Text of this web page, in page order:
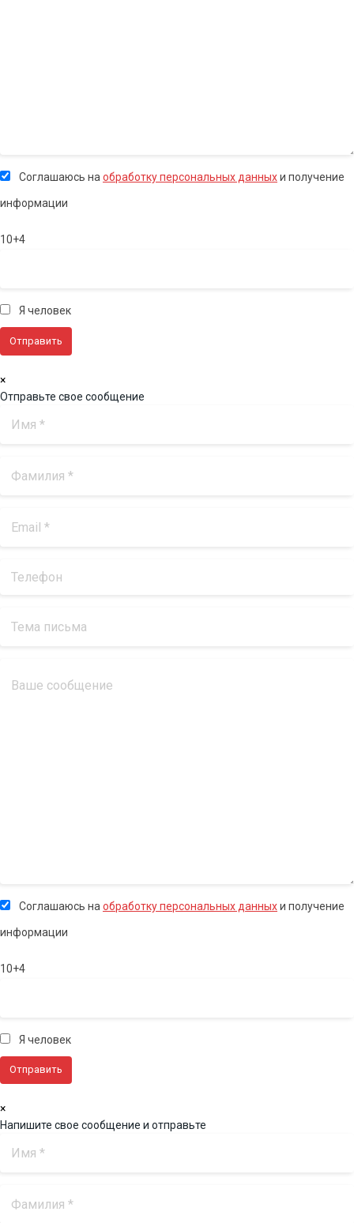
Соглашаюсь на обработку персональных данныхи получение
информации
10+4
Я человек
×
Отправьте свое сообщение
Соглашаюсь на обработку персональных данныхи получение
информации
10+4
Я человек
×
Напишите свое сообщение и отправьте